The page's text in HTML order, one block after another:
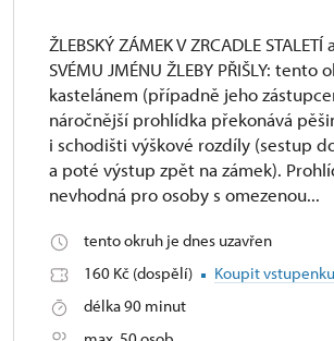
ŽLEBSKÝ ZÁMEK V ZRCADLE STALETÍ
SVÉMU JMÉNU ŽLEBY PŘIŠLY:
kastelánem (případně jeho
náročnější prohlídka překonává
i schodišti výškové rozdíly (sestup
a poté výstup zpět na zámek).
nevhodná pro osoby s omezenou...
tento okruh je dnes uzavřen
160 Kč (dospělí)
Koupit vstupenku
délka 90 minut